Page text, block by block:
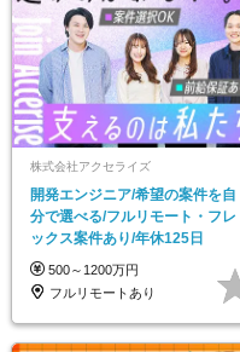
株式会社アクセライズ
開発エンジニア/希望の案件を自
分で選べる/フルリモート・フレ
ックス案件あり/年休125日
500～1200万円
フルリモートあり